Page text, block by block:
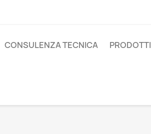
CONSULENZA TECNICA PRODOTTI